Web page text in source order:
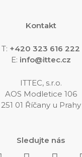
Kontakt
T: +420 323 616 222
E: info@ittec.cz
ITTEC, s.r.o.
AOS Modletice 106
251 01 Říčany u Prahy
Sledujte nás